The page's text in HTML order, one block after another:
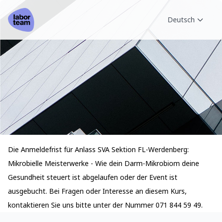
Deutsch
Die Anmeldefrist für Anlass SVA Sektion FL-Werdenberg:
Mikrobielle Meisterwerke - Wie dein Darm-Mikrobiom deine
Gesundheit steuert ist abgelaufen oder der Event ist
ausgebucht. Bei Fragen oder Interesse an diesem Kurs,
kontaktieren Sie uns bitte unter der Nummer 071 844 59 49.